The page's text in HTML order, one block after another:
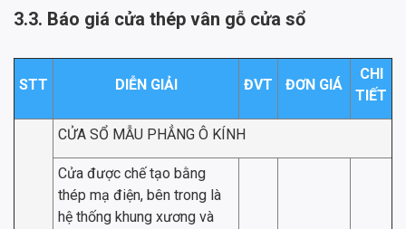
3.3. Báo giá cửa thép vân gỗ cửa sổ
STT DIỄN GIẢI ĐVT ĐƠN GIÁ
CHI
TIẾT
CỬA SỔ MẪU PHẲNG Ô KÍNH
Cửa được chế tạo bằng
thép mạ điện, bên trong là
hệ thống khung xương và